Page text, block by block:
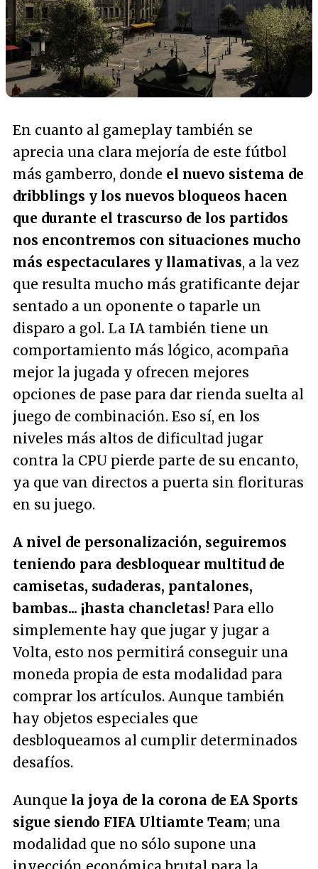
En cuanto al gameplay también se
aprecia una clara mejoría de este fútbol
más gamberro, donde el nuevo sistema de
dribblings y los nuevos bloqueos hacen
que durante el trascurso de los partidos
nos encontremos con situaciones mucho
más espectaculares y llamativas, a la vez
que resulta mucho más gratificante dejar
sentado a un oponente o taparle un
disparo a gol. La IA también tiene un
comportamiento más lógico, acompaña
mejor la jugada y ofrecen mejores
opciones de pase para dar rienda suelta al
juego de combinación. Eso sí, en los
niveles más altos de dificultad jugar
contra la CPU pierde parte de su encanto,
ya que van directos a puerta sin florituras
en su juego.
A nivel de personalización, seguiremos
teniendo para desbloquear multitud de
camisetas, sudaderas, pantalones,
bambas... ¡hasta chancletas! Para ello
simplemente hay que jugar y jugar a
Volta, esto nos permitirá conseguir una
moneda propia de esta modalidad para
comprar los artículos. Aunque también
hay objetos especiales que
desbloqueamos al cumplir determinados
desafíos.
Aunque la joya de la corona de EA Sports
sigue siendo FIFA Ultiamte Team; una
modalidad que no sólo supone una